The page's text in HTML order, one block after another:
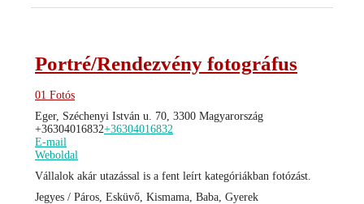
Portré/Rendezvény fotográfus
01 Fotós
Eger, Széchenyi István u. 70, 3300 Magyarország
+36304016832+36304016832
E-mail
Weboldal
Vállalok akár utazással is a fent leírt kategóriákban fotózást.
Jegyes / Páros, Esküvő, Kismama, Baba, Gyerek